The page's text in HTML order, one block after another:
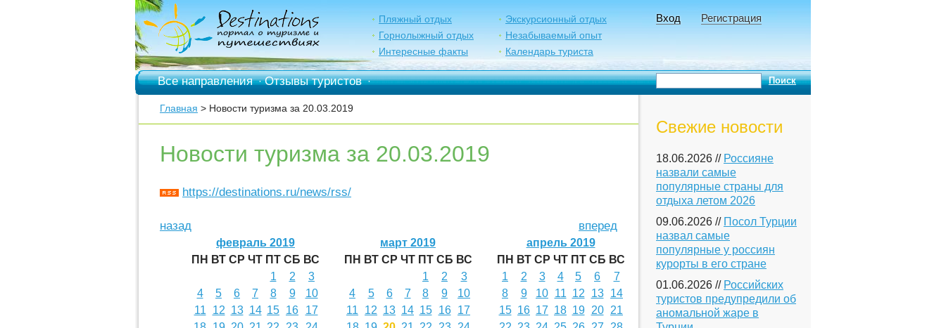
Пляжный отдых
Экскурсионный отдых
Горнолыжный отдых
Незабываемый опыт
Интересные факты
Календарь туриста
Вход Регистрация
Все направления·Отзывы туристов·
Главная > Новости туризма за 20.03.2019
Новости туризма за 20.03.2019
https://destinations.ru/news/rss/
назад вперед
февраль 2019
ПН ВТ СР ЧТ ПТ СБ ВС
1
2
3
4
5 6 7 8 9
10
11
12 13 14 15 16
17
март 2019
ПН ВТ СР ЧТ ПТ СБ ВС
1
2
3
4
5 6 7 8 9
10
11
12 13 14 15 16
17
апрель 2019
ПН ВТ СР ЧТ ПТ СБ ВС
1
2 3 4 5 6
7
8
9 10 11 12 13
14
15 16 17 18 19 20
21
Свежие новости
18.06.2026 // Россияне
назвали самые
популярные страны для
отдыха летом 2026
09.06.2026 // Посол Турции
назвал самые
популярные у россиян
курорты в его стране
01.06.2026 // Российских
туристов предупредили об
аномальной жаре в